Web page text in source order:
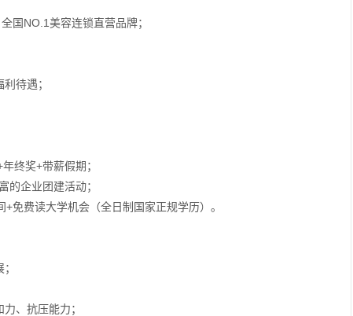
国NO.1美容连锁直营品牌；
待遇；
终奖+带薪假期；
的企业团建活动；
免费读大学机会（全日制国家正规学历）。
、抗压能力；